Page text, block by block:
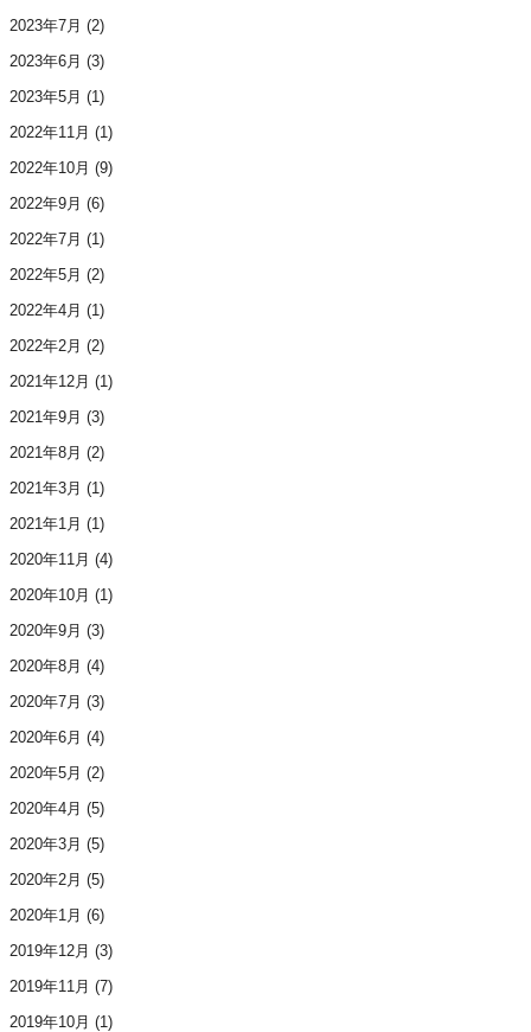
2023年7月 (2)
2023年6月 (3)
2023年5月 (1)
2022年11月 (1)
2022年10月 (9)
2022年9月 (6)
2022年7月 (1)
2022年5月 (2)
2022年4月 (1)
2022年2月 (2)
2021年12月 (1)
2021年9月 (3)
2021年8月 (2)
2021年3月 (1)
2021年1月 (1)
2020年11月 (4)
2020年10月 (1)
2020年9月 (3)
2020年8月 (4)
2020年7月 (3)
2020年6月 (4)
2020年5月 (2)
2020年4月 (5)
2020年3月 (5)
2020年2月 (5)
2020年1月 (6)
2019年12月 (3)
2019年11月 (7)
2019年10月 (1)